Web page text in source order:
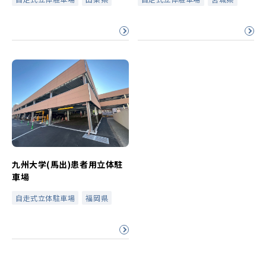
九州大学(馬出)患者用立体駐
車場
自走式立体駐車場 福岡県